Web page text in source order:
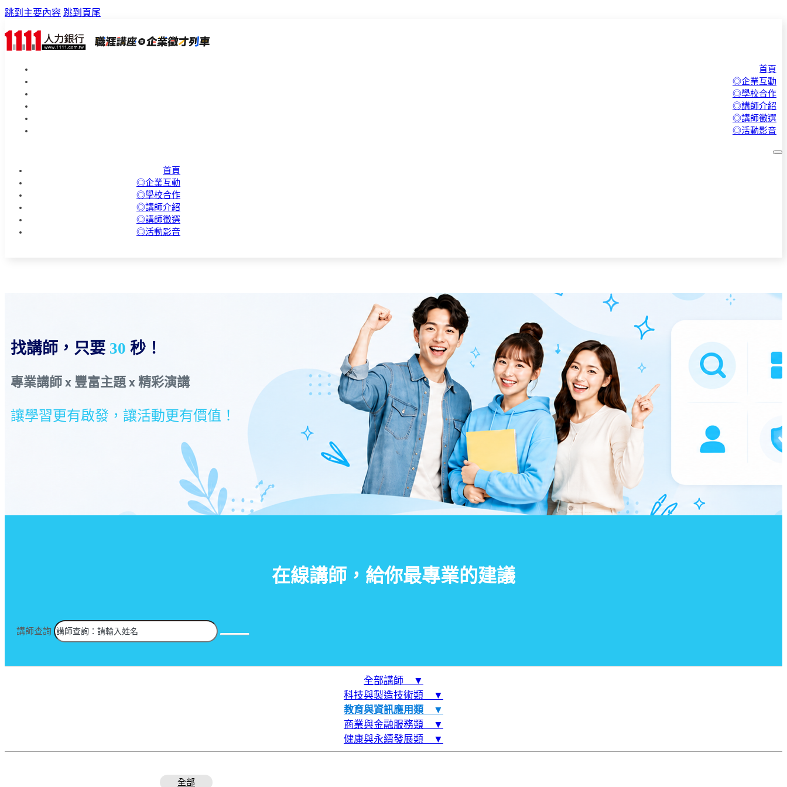
跳到主要內容 跳到頁尾
首頁
◎企業互動
◎學校合作
◎講師介紹
◎講師徵選
◎活動影音
首頁
◎企業互動
◎學校合作
◎講師介紹
◎講師徵選
◎活動影音
找講師，只要 30 秒！
專業講師 x 豐富主題 x 精彩演講
讓學習更有啟發，讓活動更有價值！
在線講師，給你最專業的建議
講師查詢
全部講師 ▼
科技與製造技術類 ▼
教育與資訊應用類 ▼
商業與金融服務類 ▼
健康與永續發展類 ▼
全部